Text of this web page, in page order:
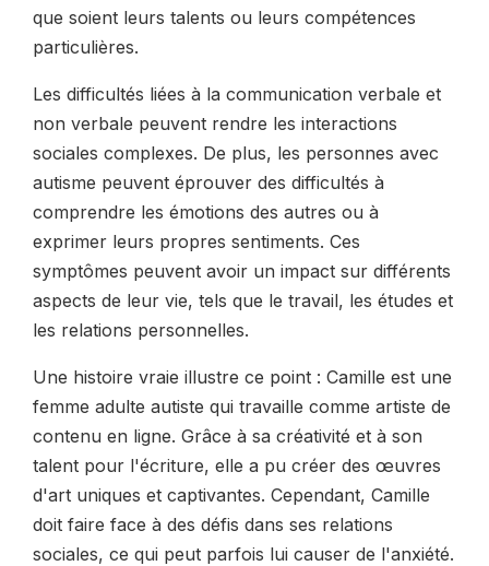
que soient leurs talents ou leurs compétences
particulières.
Les difficultés liées à la communication verbale et
non verbale peuvent rendre les interactions
sociales complexes. De plus, les personnes avec
autisme peuvent éprouver des difficultés à
comprendre les émotions des autres ou à
exprimer leurs propres sentiments. Ces
symptômes peuvent avoir un impact sur différents
aspects de leur vie, tels que le travail, les études et
les relations personnelles.
Une histoire vraie illustre ce point : Camille est une
femme adulte autiste qui travaille comme artiste de
contenu en ligne. Grâce à sa créativité et à son
talent pour l'écriture, elle a pu créer des œuvres
d'art uniques et captivantes. Cependant, Camille
doit faire face à des défis dans ses relations
sociales, ce qui peut parfois lui causer de l'anxiété.